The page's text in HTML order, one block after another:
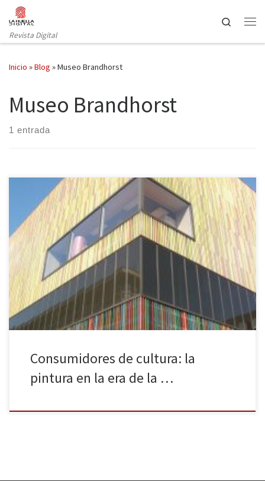
Saltar al contenido
Revista Digital
Search
Inicio »Blog »Museo Brandhorst
Museo Brandhorst
1 entrada
Viajar de una ciudad a otra o incluso fuera del país se ha
convertido, hoy en día, en una realidad asequible a través de
vuelos baratos. Sin embargo, las circunstancias laborales o la falta
de tiempo o de dinero no siempre lo permiten. Conscientes de
ello, en esta ocasión querríamos […]
Consumidores de cultura: la
pintura en la era de la …